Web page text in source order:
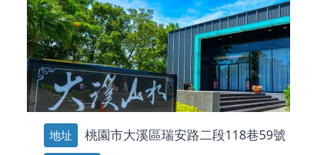
地址 桃園市大溪區瑞安路二段118巷59號